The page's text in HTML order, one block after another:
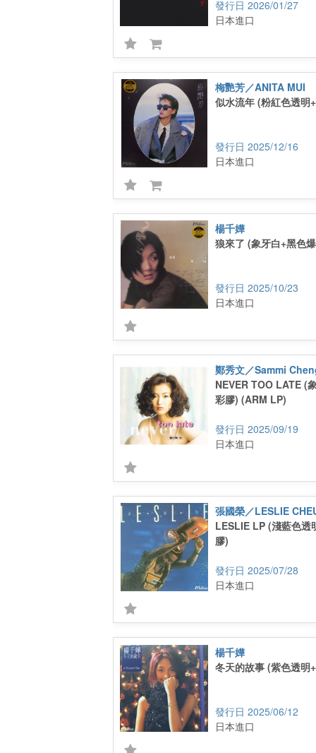
2026/01/27
日本進口
梅艷芳／ANITA MUI
似水流年 (粉紅色透明
2025/12/16
日本進口
楊千嬅
狼來了 (象牙白+黑色
2025/10/23
日本進口
鄭秀文／Sammi
NEVER TOO LATE (
彩膠) (ARM LP)
2025/09/19
日本進口
張國榮／LESLIE
LESLIE LP (淺藍色透
膠)
2025/07/28
日本進口
楊千嬅
冬天的故事 (紫色透明
2025/06/12
日本進口